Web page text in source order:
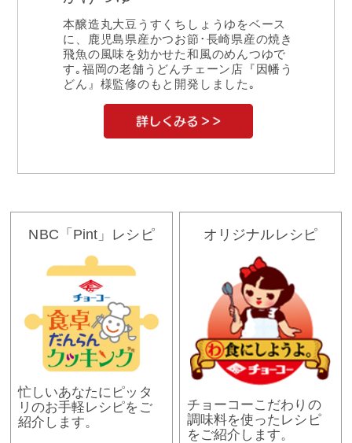
本醸造丸大豆うすくちしょうゆをベース
に、鹿児島県産かつお節･長崎県産の焼き
飛魚の風味を効かせた和風のめんつゆで
す｡福岡の老舗うどんチェーン店『因幡う
どん』様監修のもと開発しました｡
NBC「Pint」レシピ
忙しいあなたにピッタ
リのお手軽レシピをご
紹介します。
オリジナルレシピ
チョーコーこだわりの
調味料を使ったレシピ
をご紹介します。